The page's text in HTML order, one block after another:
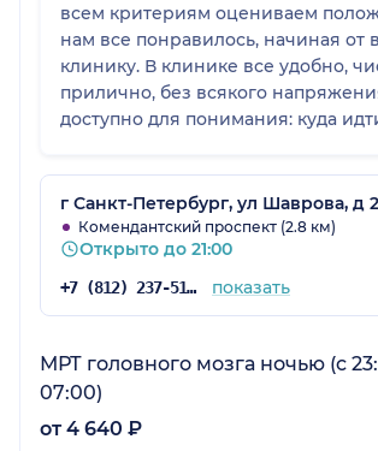
всем критериям оцениваем положительно,
нам все понравилось, начиная от
клинику. В клинике все удобно,
прилично, без всякого
доступно для понимания: куда
лично, заключение выдали
что можно поставить за услугу
мной ситуация проще, МРТ помогло
поставить диагноз, а вот мужу
пройти консультацию
моему мнению, оказываются
услуги на высоком уровне,
иметь этот центр в виду. Можем
клинике процветания.
г Санкт-Петербург, ул Шаврова, д
Комендантский проспект (2.8 км)
Открыто до 21:00
+7 (812) 237-51-01 показать
МРТ головного мозга ночью (c
07:00)
от 4 640 ₽